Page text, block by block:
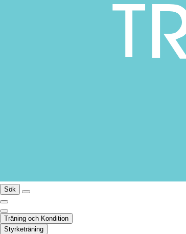
Sök
Träning och Kondition
Styrketräning